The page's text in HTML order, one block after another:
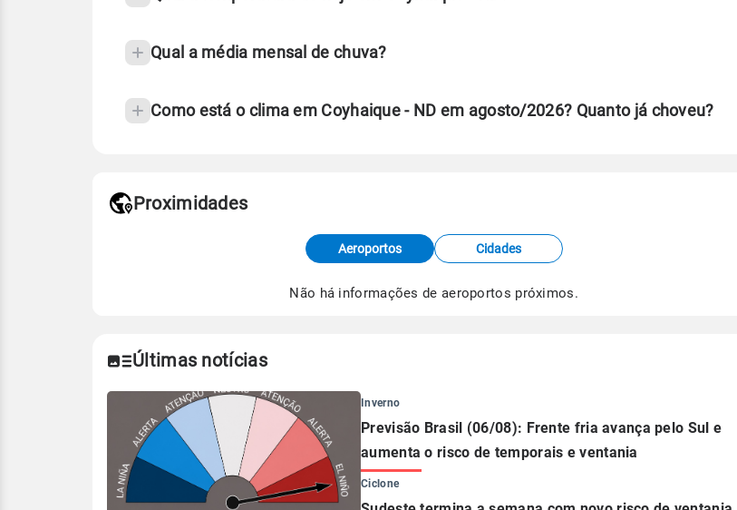
temperatura
Qual a média mensal de chuva?
Como está o clima em Coyhaique - ND em agosto/2026? Quanto já choveu?
de Tempo e Estudos Climáticos (CPTEC).
Proximidades
Aeroportos Cidades
Não há informações de aeroportos próximos.
Últimas notícias
Inverno
Previsão Brasil (06/08): Frente fria avança pelo Sul e
aumenta o risco de temporais e ventania
Ciclone